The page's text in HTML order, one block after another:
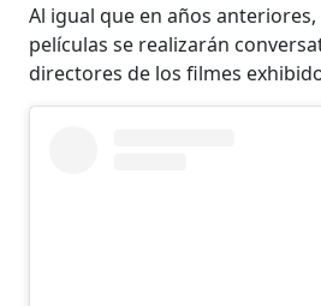
Al igual que en años
películas se realizarán
directores de los filmes